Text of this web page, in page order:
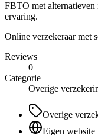
FBTO met alternatieven
ervaring.
Online verzekeraar met
Reviews
0
Categorie
Overige
Overige
Eigen website